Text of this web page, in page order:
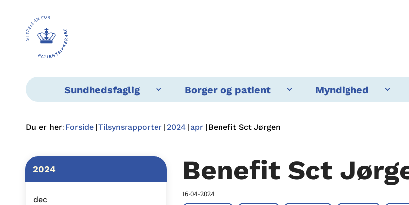
Sundhedsfaglig Borger og patient Myndighed
Du er her: Forside Tilsynsrapporter 2024 apr Benefit Sct Jørgen
2024
dec
Benefit Sct
16-04-2024